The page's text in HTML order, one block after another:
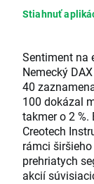
Stiahnuť
Sentiment na
Nemecký
40
100 dokázal
takmer o 2
Creotech
rámci
prehriatych
akcií